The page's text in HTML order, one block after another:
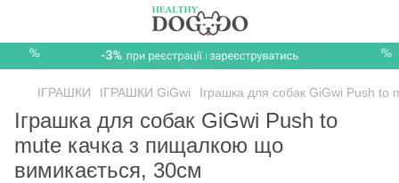
ІГРАШКИ ІГРАШКИ GiGwi Іграшка для собак GiGwi Push
Іграшка для собак GiGwi Push to
mute качка з пищалкою що
вимикається, 30см